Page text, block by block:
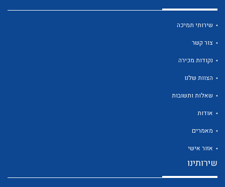
לכל מוצרי היצרן
שירותי תמיכה
צור קשר
נקודות מכירה
הצוות שלנו
שאלות ותשובות
אודות
מאמרים
אזור אישי
שירותינו